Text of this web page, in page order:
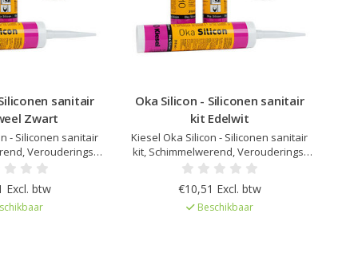
sanitair
Zwart
- Siliconen sanitair
Verouderings-
Elastisch na
Zeer lage emissie
Excl. btw
Oka Silicon - Siliconen sanitair
kit Edelwit
Kiesel Oka Silicon - Siliconen sanitair
kit, Schimmelwerend, Verouderings-
en UV bestendig, Elastisch na
Servoperl Royal, Zeer lage emissie
EC1Plus gelicentieerd
€10,51 Excl. btw
Beschikbaar